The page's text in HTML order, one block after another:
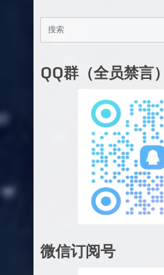
QQ群（全员禁言）
微信订阅号